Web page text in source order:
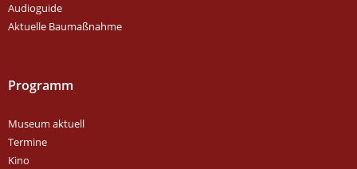
Audioguide
Aktuelle Baumaßnahme
Programm
Museum aktuell
Termine
Kino